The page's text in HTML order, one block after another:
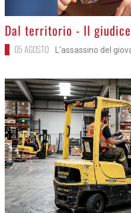
>
Dal territorio - Il
05 AGOSTO L'assassino del